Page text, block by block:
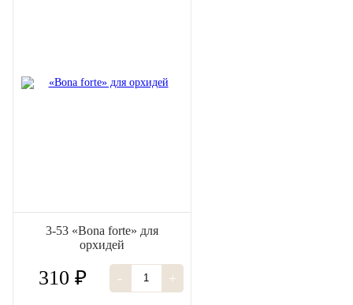
3-53 «Bona forte» для
орхидей
310 ₽ - +